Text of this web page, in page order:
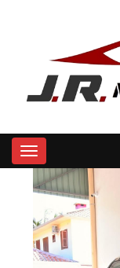
Toggle navigation